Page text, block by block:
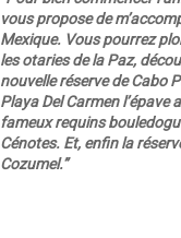
vous propose de
Mexique. Vous pourrez
les otaries de la Paz,
nouvelle réserve de Cabo
Playa Del Carmen l’épave
fameux requins
Cénotes. Et, enfin la
Cozumel.”